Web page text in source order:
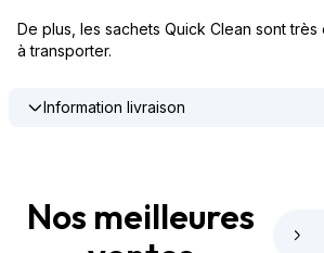
De plus, les sachets Quick Clean sont
à transporter.
Information livraison
Nos meilleures